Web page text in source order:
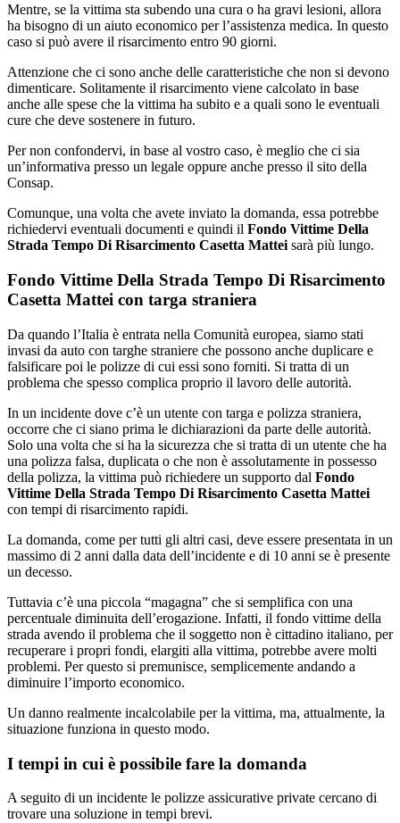
Mentre, se la vittima sta subendo una cura o ha gravi lesioni, allora
ha bisogno di un aiuto economico per l’assistenza medica. In questo
caso si può avere il risarcimento entro 90 giorni.
Attenzione che ci sono anche delle caratteristiche che non si devono
dimenticare. Solitamente il risarcimento viene calcolato in base
anche alle spese che la vittima ha subito e a quali sono le eventuali
cure che deve sostenere in futuro.
Per non confondervi, in base al vostro caso, è meglio che ci sia
un’informativa presso un legale oppure anche presso il sito della
Consap.
Comunque, una volta che avete inviato la domanda, essa potrebbe
richiedervi eventuali documenti e quindi il Fondo Vittime Della
Strada Tempo Di Risarcimento Casetta Mattei sarà più lungo.
Fondo Vittime Della Strada Tempo Di Risarcimento
Casetta Mattei con targa straniera
Da quando l’Italia è entrata nella Comunità europea, siamo stati
invasi da auto con targhe straniere che possono anche duplicare e
falsificare poi le polizze di cui essi sono forniti. Si tratta di un
problema che spesso complica proprio il lavoro delle autorità.
In un incidente dove c’è un utente con targa e polizza straniera,
occorre che ci siano prima le dichiarazioni da parte delle autorità.
Solo una volta che si ha la sicurezza che si tratta di un utente che ha
una polizza falsa, duplicata o che non è assolutamente in possesso
della polizza, la vittima può richiedere un supporto dal Fondo
Vittime Della Strada Tempo Di Risarcimento Casetta Mattei
con tempi di risarcimento rapidi.
La domanda, come per tutti gli altri casi, deve essere presentata in un
massimo di 2 anni dalla data dell’incidente e di 10 anni se è presente
un decesso.
Tuttavia c’è una piccola “magagna” che si semplifica con una
percentuale diminuita dell’erogazione. Infatti, il fondo vittime della
strada avendo il problema che il soggetto non è cittadino italiano, per
recuperare i propri fondi, elargiti alla vittima, potrebbe avere molti
problemi. Per questo si premunisce, semplicemente andando a
diminuire l’importo economico.
Un danno realmente incalcolabile per la vittima, ma, attualmente, la
situazione funziona in questo modo.
I tempi in cui è possibile fare la domanda
A seguito di un incidente le polizze assicurative private cercano di
trovare una soluzione in tempi brevi.